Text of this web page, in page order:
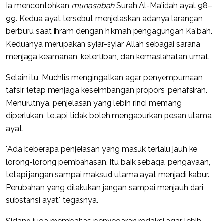
Ia mencontohkan munasabahSurah Al-Ma'idah ayat 98–
99. Kedua ayat tersebut menjelaskan adanya larangan
berburu saat ihram dengan hikmah pengagungan Ka'bah.
Keduanya merupakan syiar-syiar Allah sebagai sarana
menjaga keamanan, ketertiban, dan kemaslahatan umat.
Selain itu, Muchlis mengingatkan agar penyempurnaan
tafsir tetap menjaga keseimbangan proporsi penafsiran.
Menurutnya, penjelasan yang lebih rinci memang
diperlukan, tetapi tidak boleh mengaburkan pesan utama
ayat.
"Ada beberapa penjelasan yang masuk terlalu jauh ke
lorong-lorong pembahasan. Itu baik sebagai pengayaan,
tetapi jangan sampai maksud utama ayat menjadi kabur.
Perubahan yang dilakukan jangan sampai menjauh dari
substansi ayat," tegasnya.